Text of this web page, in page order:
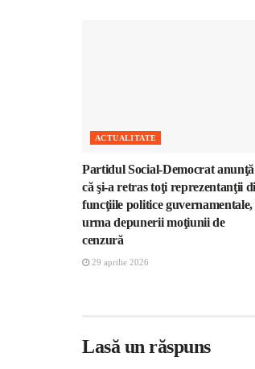
ACTUALITATE
Partidul Social-Democrat anunţă
că şi-a retras toţi reprezentanţii
funcţiile politice guvernamentale,
urma depunerii moţiunii de
cenzură
29 aprilie 2026
Lasă un răspuns